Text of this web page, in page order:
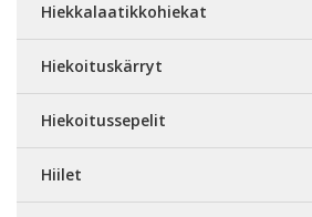
Hiekkalaatikkohiekat
Hiekoituskärryt
Hiekoitussepelit
Hiilet